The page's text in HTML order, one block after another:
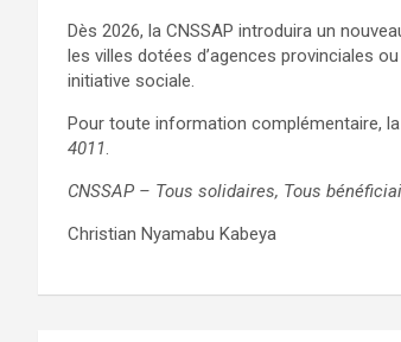
Dès 2026, la CNSSAP introduira un
les villes dotées d’agences provinciales
initiative sociale.
Pour toute information complémentaire,
4011.
CNSSAP – Tous solidaires, Tous
Christian Nyamabu Kabeya